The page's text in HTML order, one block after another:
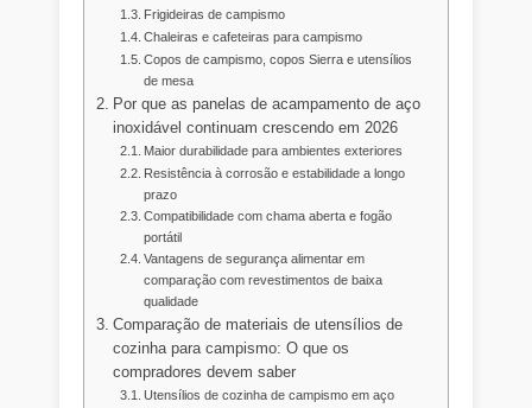
Frigideiras de campismo
Chaleiras e cafeteiras para campismo
Copos de campismo, copos Sierra e utensílios
de mesa
Por que as panelas de acampamento de aço
inoxidável continuam crescendo em 2026
Maior durabilidade para ambientes exteriores
Resistência à corrosão e estabilidade a longo
prazo
Compatibilidade com chama aberta e fogão
portátil
Vantagens de segurança alimentar em
comparação com revestimentos de baixa
qualidade
Comparação de materiais de utensílios de
cozinha para campismo: O que os
compradores devem saber
Utensílios de cozinha de campismo em aço